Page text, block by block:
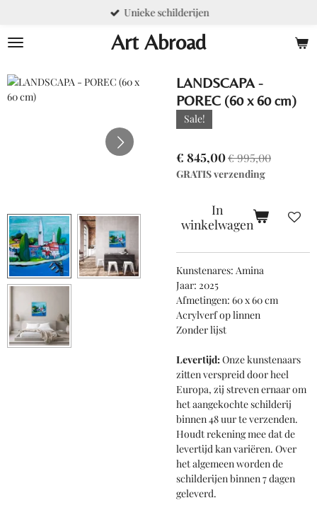
naar
hoofdinhoud
Art Abroad
Unieke schilderijen
LANDSCAPA -
POREC (60 x 60 cm)
Sale!
€ 845,00€ 995,00
GRATIS verzending
In
winkelwagen
Kunstenares: Amina
Jaar: 2025
Afmetingen: 60 x 60 cm
Acrylverf op linnen
Zonder lijst
Levertijd:Onze kunstenaars
zitten verspreid door heel
Europa, zij streven ernaar om
het aangekochte schilderij
binnen 48 uur te verzenden.
Houdt rekening mee dat de
levertijd kan variëren. Over
het algemeen worden de
schilderijen binnen 7 dagen
geleverd.